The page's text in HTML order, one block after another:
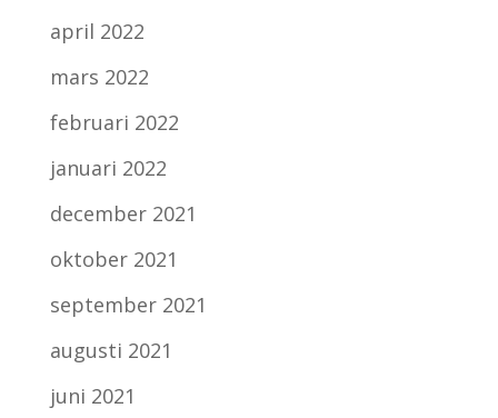
april 2022
mars 2022
februari 2022
januari 2022
december 2021
oktober 2021
september 2021
augusti 2021
juni 2021